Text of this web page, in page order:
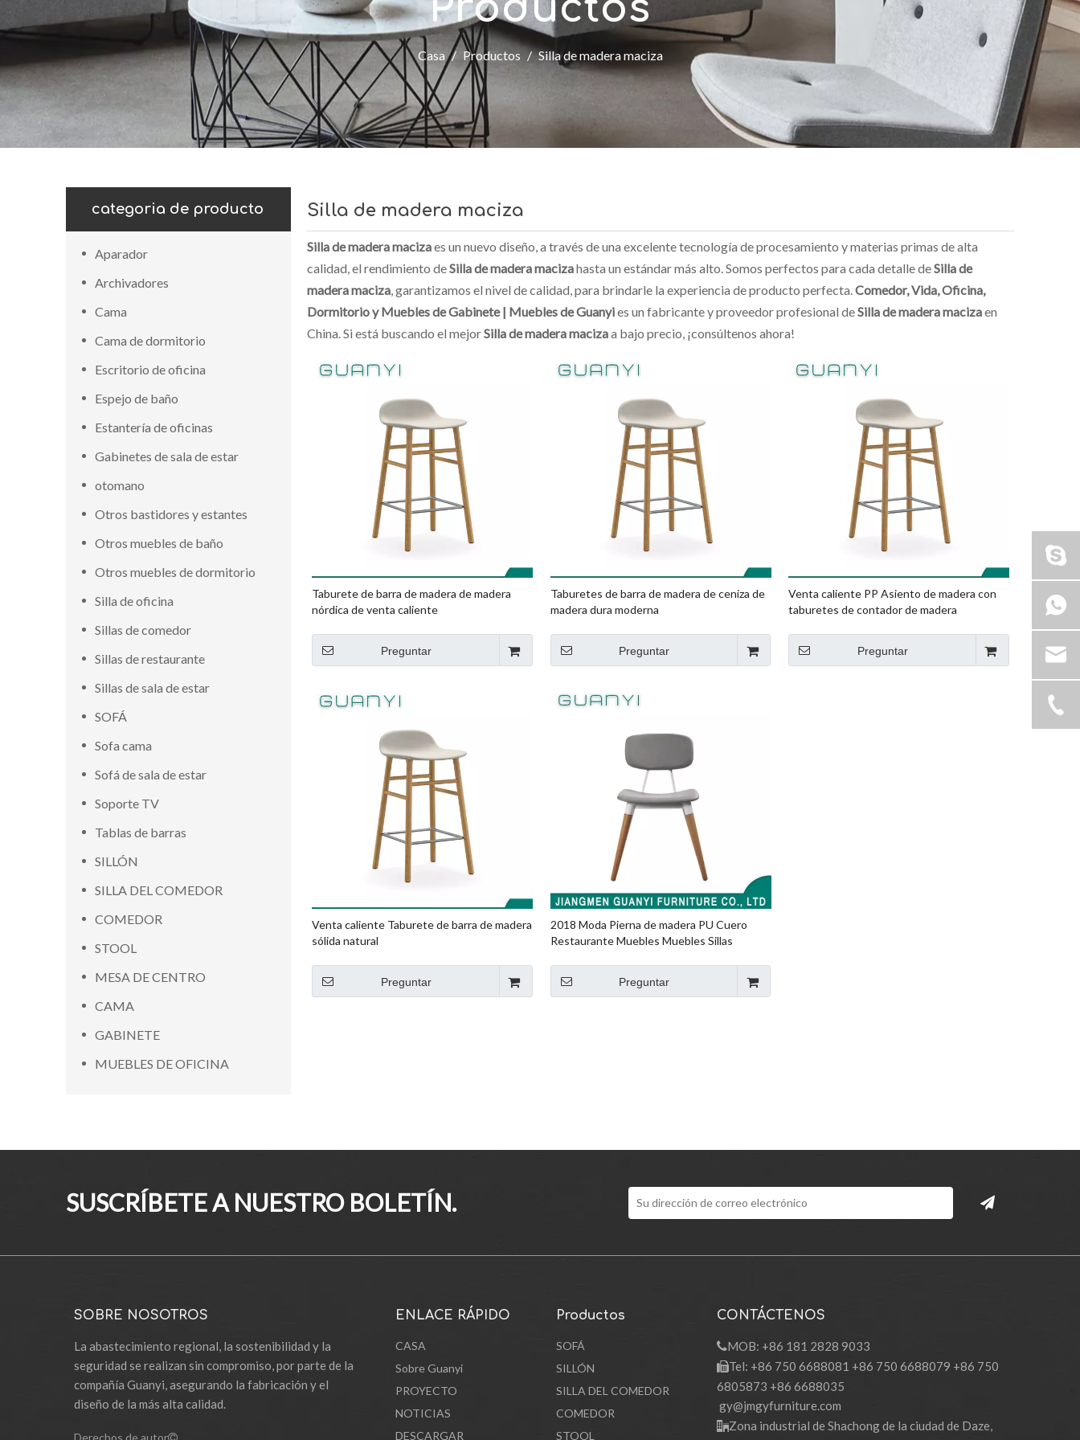
Casa / Productos / Silla de madera maciza
categoria de producto
Aparador
Archivadores
Cama
Cama de dormitorio
Escritorio de oficina
Espejo de baño
Estantería de oficinas
Gabinetes de sala de estar
otomano
Otros bastidores y estantes
Otros muebles de baño
Otros muebles de dormitorio
Silla de oficina
Sillas de comedor
Sillas de restaurante
Sillas de sala de estar
SOFÁ
Sofa cama
Sofá de sala de estar
Soporte TV
Tablas de barras
SILLÓN
SILLA DEL COMEDOR
COMEDOR
STOOL
MESA DE CENTRO
CAMA
GABINETE
MUEBLES DE OFICINA
Silla de madera maciza
Silla de madera macizaes un nuevo diseño, a través de una excelente tecnología de procesamiento y materias primas de alta
calidad, el rendimiento deSilla de madera macizahasta un estándar más alto. Somos perfectos para cada detalle deSilla de
madera maciza, garantizamos el nivel de calidad, para brindarle la experiencia de producto perfecta.Comedor, Vida, Oficina,
Dormitorio y Muebles de Gabinete | Muebles de Guanyies un fabricante y proveedor profesional deSilla de madera macizaen
China. Si está buscando el mejorSilla de madera macizaa bajo precio, ¡consúltenos ahora!
Taburete de barra de madera de madera
nórdica de venta caliente
Preguntar
Taburetes de barra de madera de ceniza de
madera dura moderna
Preguntar
Venta caliente PP Asiento de madera con
taburetes de contador de madera
Preguntar
Venta caliente Taburete de barra de madera
sólida natural
Preguntar
2018 Moda Pierna de madera PU Cuero
Restaurante Muebles Muebles Sillas
Preguntar
SUSCRÍBETE A NUESTRO BOLETÍN.
SOBRE NOSOTROS
La abastecimiento regional, la sostenibilidad y la
seguridad se realizan sin compromiso, por parte de la
compañía Guanyi, asegurando la fabricación y el
diseño de la más alta calidad.
Derechos de autor
ENLACE RÁPIDO
CASA
Sobre Guanyi
PROYECTO
NOTICIAS
DESCARGAR
Productos
SOFÁ
SILLÓN
SILLA DEL COMEDOR
COMEDOR
STOOL
CONTÁCTENOS
MOB: +86 181 2828 9033
Tel: +86 750 6688081 +86 750 6688079 +86 750
6805873 +86 6688035
gy@jmgyfurniture.com
Zona industrial de Shachong de la ciudad de Daze,